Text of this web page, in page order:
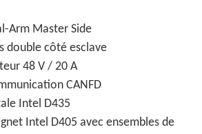
Arm Master Side
double côté esclave
48 V / 20 A
CANFD
Intel D435
Intel D405 avec ensembles de